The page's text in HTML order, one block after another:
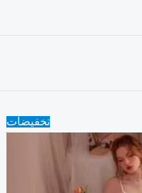
تخفيضاتOriginal
price
100.00 ₪.
price
is:
90.00 ₪.